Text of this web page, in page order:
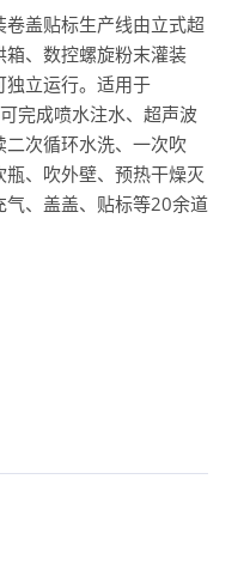
盖贴标生产线由立式超
、数控螺旋粉末灌装
独立运行。适用于
完成喷水注水、超声波
次循环水洗、一次吹
、吹外壁、预热干燥灭
、盖盖、贴标等20余道